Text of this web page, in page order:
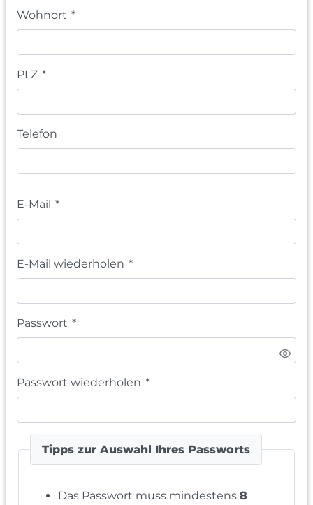
Wohnort *
PLZ *
Telefon
E-Mail *
E-Mail wiederholen *
Passwort *
Passwort wiederholen *
Tipps zur Auswahl Ihres Passworts
Das Passwort muss mindestens 8